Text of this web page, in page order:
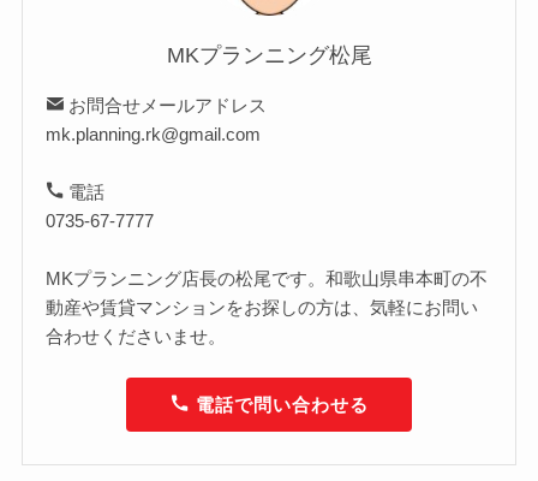
MKプランニング松尾
お問合せメールアドレス
mk.planning.rk@gmail.com
電話
0735-67-7777
MKプランニング店長の松尾です。和歌山県串本町の不
動産や賃貸マンションをお探しの方は、気軽にお問い
合わせくださいませ。
電話で問い合わせる